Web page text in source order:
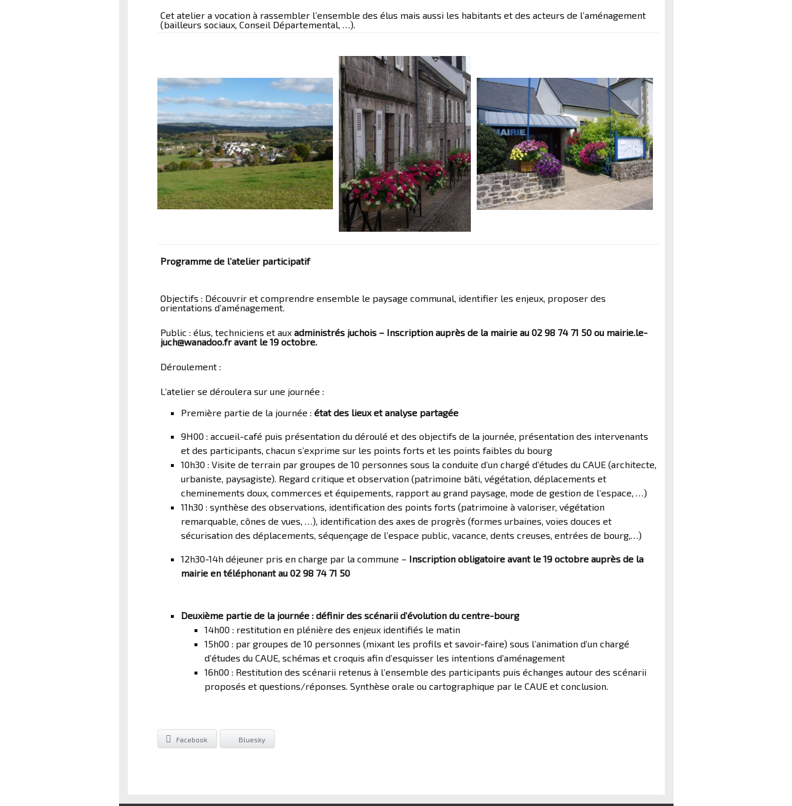
Cet atelier a vocation à rassembler l’ensemble des élus mais aussi les habitants et des acteurs de l’aménagement
(bailleurs sociaux, Conseil Départemental, …).
Programme de l’atelier participatif
Objectifs : Découvrir et comprendre ensemble le paysage communal, identifier les enjeux, proposer des
orientations d’aménagement.
Public : élus, techniciens et aux administrés juchois – Inscription auprès de la mairie au 02 98 74 71 50 ou mairie.le-
juch@wanadoo.fr avant le 19 octobre.
Déroulement :
L’atelier se déroulera sur une journée :
Première partie de la journée : état des lieux et analyse partagée
9H00 : accueil-café puis présentation du déroulé et des objectifs de la journée, présentation des intervenants
et des participants, chacun s’exprime sur les points forts et les points faibles du bourg
10h30 : Visite de terrain par groupes de 10 personnes sous la conduite d’un chargé d’études du CAUE (architecte,
urbaniste, paysagiste). Regard critique et observation (patrimoine bâti, végétation, déplacements et
cheminements doux, commerces et équipements, rapport au grand paysage, mode de gestion de l’espace, …)
11h30 : synthèse des observations, identification des points forts (patrimoine à valoriser, végétation
remarquable, cônes de vues, …), identification des axes de progrès (formes urbaines, voies douces et
sécurisation des déplacements, séquençage de l’espace public, vacance, dents creuses, entrées de bourg,…)
12h30-14h déjeuner pris en charge par la commune – Inscription obligatoire avant le 19 octobre auprès de la
mairie en téléphonant au 02 98 74 71 50
Deuxième partie de la journée : définir des scénarii d’évolution du centre-bourg
14h00 : restitution en plénière des enjeux identifiés le matin
15h00 : par groupes de 10 personnes (mixant les profils et savoir-faire) sous l’animation d’un chargé
d’études du CAUE, schémas et croquis afin d’esquisser les intentions d’aménagement
16h00 : Restitution des scénarii retenus à l’ensemble des participants puis échanges autour des scénarii
proposés et questions/réponses. Synthèse orale ou cartographique par le CAUE et conclusion.
Facebook Bluesky